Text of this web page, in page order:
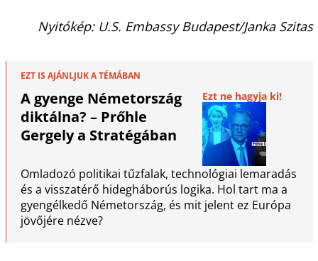
Nyitókép: U.S. Embassy Budapest/Janka Szitas
EZT IS AJÁNLJUK A TÉMÁBAN
A gyenge Németország
diktálna? – Prőhle
Gergely a Stratégában
Ezt ne hagyja ki!
Omladozó politikai tűzfalak, technológiai lemaradás
és a visszatérő hidegháborús logika. Hol tart ma a
gyengélkedő Németország, és mit jelent ez Európa
jövőjére nézve?